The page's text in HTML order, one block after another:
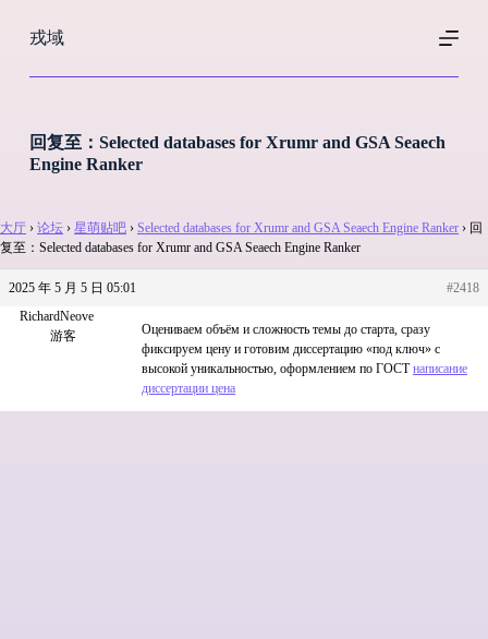
过
戎域
回复至：Selected databases for Xrumr and GSA Seaech
Engine Ranker
大厅 › 论坛 › 星萌贴吧 › Selected databases for Xrumr and GSA Seaech Engine Ranker › 回
复至：Selected databases for Xrumr and GSA Seaech Engine Ranker
2025 年 5 月 5 日 05:01
#2418
RichardNeove
游客
Оцениваем объём и сложность темы до старта, сразу
фиксируем цену и готовим диссертацию «под ключ» с
высокой уникальностью, оформлением по ГОСТнаписание
диссертации цена